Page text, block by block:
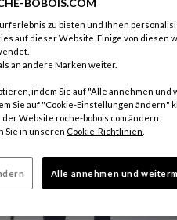
BOBOIS.COM
zu bieten und Ihnen
auf dieser Website. Einige von diesen
an andere Marken weiter.
indem Sie auf "Alle annehmen
Sie auf "Cookie-Einstellungen ändern"
Website roche-bobois.com ändern.
Sie in unseren Cookie-Richtlinien
Alle annehmen und